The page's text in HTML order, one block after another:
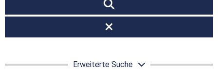
Erweiterte Suche